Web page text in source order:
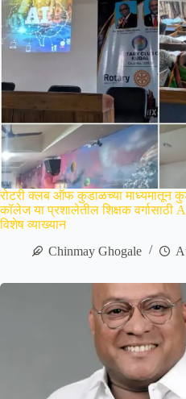
रोटरी क्लब ऑफ कुडाळच्या माध्यमातून
कॉलेज या प्रशालेतील शिक्षक वर्गासाठी AI
विशेष व्याख्यान
Chinmay Ghogale